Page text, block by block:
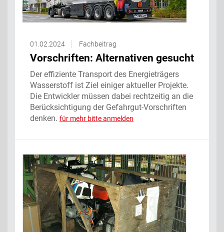
01.02.2024 Fachbeitrag
Vorschriften: Alternativen gesucht
Der effiziente Transport des Energieträgers
Wasserstoff ist Ziel einiger aktueller Projekte.
Die Entwickler müssen dabei rechtzeitig an die
Berücksichtigung der Gefahrgut-Vorschriften
denken. für mehr bitte anmelden